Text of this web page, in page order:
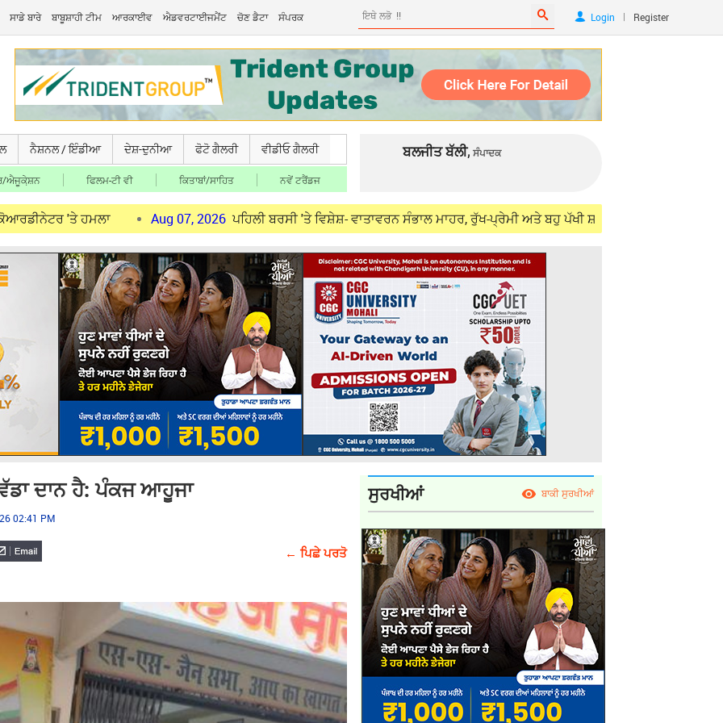
ਸਾਡੇ ਬਾਰੇ ਬਾਬੂਸ਼ਾਹੀ ਟੀਮ ਆਰਕਾਈਵ ਐਡਵਰਟਾਈਜਮੈਂਟ ਚੋਣ ਡੈਟਾ ਸੰਪਰਕ Login | Register
ਨੈਸ਼ਨਲ / ਇੰਡੀਆ ਦੇਸ਼-ਦੁਨੀਆ ਫੋਟੋ ਗੈਲਰੀ ਵੀਡੀਓ ਗੈਲਰੀ
ਐਜੂਕੇ਼ਸ਼ਨ ਫਿਲਮ-ਟੀ ਵੀ ਕਿਤਾਬਾਂ/ਸਾਹਿਤ ਨਵੇਂ ਟਰੈਂਡਜ
ਬਲਜੀਤ ਬੱਲੀ, ਸੰਪਾਦਕ
ਹਮਲਾ Aug 07, 2026 ਪਹਿਲੀ ਬਰਸੀ 'ਤੇ ਵਿਸ਼ੇਸ਼- ਵਾਤਾਵਰਨ ਸੰਭਾਲ ਮਾਹਰ, ਰੁੱਖ-ਪ੍ਰੇਮੀ ਅਤੇ ਬਹੁ ਪੱਖੀ ਸ਼ਖਸੀਅਤ ਜਸਜੀਤ ਸਿੰਘ ਸਮੁੰਦਰੀ (IFS)
ਦਾਨ ਹੈ: ਪੰਕਜ ਆਹੂਜਾ
02:41 PM
← ਪਿਛੇ ਪਰਤੋ
ਸੁਰਖੀਆਂ ਬਾਕੀ ਸੁਰਖੀਆਂ